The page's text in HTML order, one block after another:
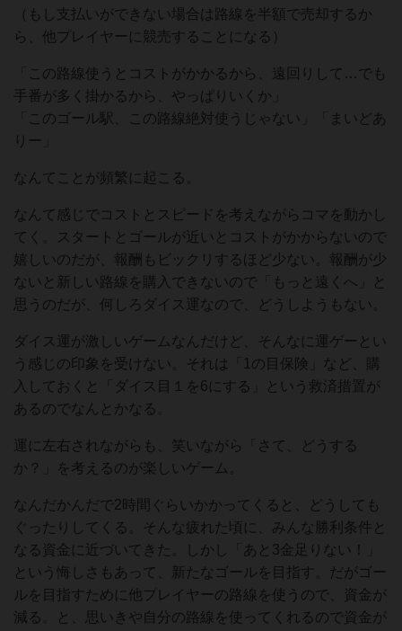
（もし支払いができない場合は路線を半額で売却するか
ら、他プレイヤーに競売することになる）
「この路線使うとコストがかかるから、遠回りして…でも
手番が多く掛かるから、やっぱりいくか」
「このゴール駅、この路線絶対使うじゃない」「まいどあ
りー」
なんてことが頻繁に起こる。
なんて感じでコストとスピードを考えながらコマを動かし
てく。スタートとゴールが近いとコストがかからないので
嬉しいのだが、報酬もビックリするほど少ない。報酬が少
ないと新しい路線を購入できないので「もっと遠くへ」と
思うのだが、何しろダイス運なので、どうしようもない。
ダイス運が激しいゲームなんだけど、そんなに運ゲーとい
う感じの印象を受けない。それは「1の目保険」など、購
入しておくと「ダイス目１を6にする」という救済措置が
あるのでなんとかなる。
運に左右されながらも、笑いながら「さて、どうする
か？」を考えるのが楽しいゲーム。
なんだかんだで2時間ぐらいかかってくると、どうしても
ぐったりしてくる。そんな疲れた頃に、みんな勝利条件と
なる資金に近づいてきた。しかし「あと3金足りない！」
という悔しさもあって、新たなゴールを目指す。だがゴー
ルを目指すために他プレイヤーの路線を使うので、資金が
減る。と、思いきや自分の路線を使ってくれるので資金が